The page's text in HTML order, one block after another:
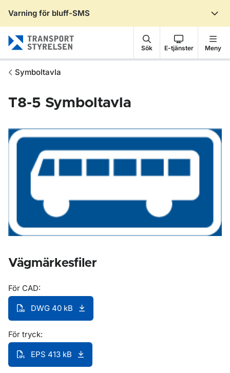
Varning för bluff-SMS
Sök E-tjänster Meny
Symboltavla
T8-5 Symboltavla
Vägmärkesfiler
För CAD:
DWG 40 kB
För tryck:
EPS 413 kB